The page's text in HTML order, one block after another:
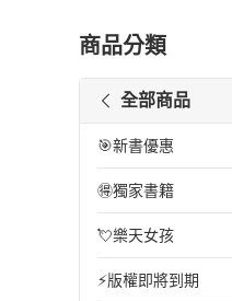
商品分類
全部商品
🎯新書優惠
🉐獨家書籍
💘樂天女孩
⚡版權即將到期